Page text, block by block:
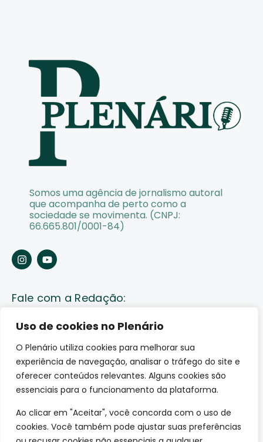
Uso de cookies no Plenário
O Plenário utiliza cookies para melhorar sua
experiência de navegação, analisar o tráfego do site e
oferecer conteúdos relevantes. Alguns cookies são
essenciais para o funcionamento da plataforma.
Ao clicar em "Aceitar", você concorda com o uso de
cookies. Você também pode ajustar suas preferências
Somos uma agência de jornalismo autoral
que acompanha de perto como a
sociedade se movimenta. (CNPJ:
66.665.801/0001-84)
Fale com a Redação:
Enviar pauta
Fale conosco
Av. Lauro Sodré, 1259. Olaria – Porto Velho (RO)
CEP: 76801-289